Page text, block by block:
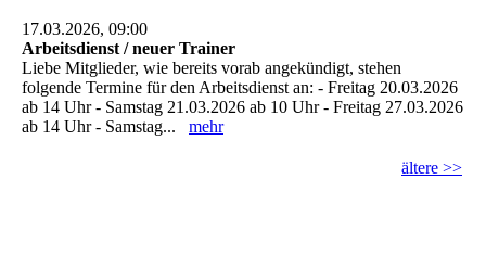
17.03.2026, 09:00
Arbeitsdienst / neuer Trainer
Liebe Mitglieder, wie bereits vorab angekündigt, stehen
folgende Termine für den Arbeitsdienst an: - Freitag 20.03.2026
ab 14 Uhr - Samstag 21.03.2026 ab 10 Uhr - Freitag 27.03.2026
ab 14 Uhr - Samstag... mehr
ältere >>